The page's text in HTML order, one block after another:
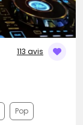
113 avis
Pop